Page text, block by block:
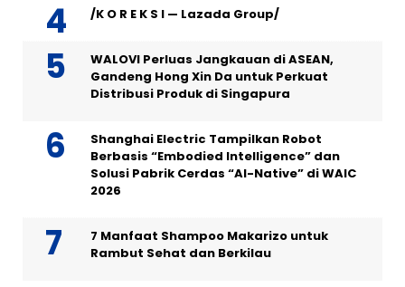
/K O R E K S I — Lazada Group/
WALOVI Perluas Jangkauan di ASEAN,
Gandeng Hong Xin Da untuk Perkuat
Distribusi Produk di Singapura
Shanghai Electric Tampilkan Robot
Berbasis “Embodied Intelligence” dan
Solusi Pabrik Cerdas “AI-Native” di WAIC
2026
7 Manfaat Shampoo Makarizo untuk
Rambut Sehat dan Berkilau